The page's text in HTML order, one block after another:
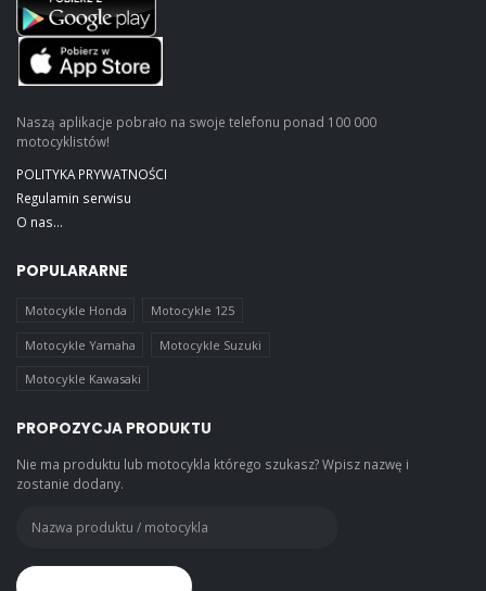
Naszą aplikacje pobrało na swoje telefonu ponad 100 000
motocyklistów!
POLITYKA PRYWATNOŚCI
Regulamin serwisu
O nas...
POPULARARNE
Motocykle Honda Motocykle 125
Motocykle Yamaha Motocykle Suzuki
Motocykle Kawasaki
PROPOZYCJA PRODUKTU
Nie ma produktu lub motocykla którego szukasz? Wpisz nazwę i
zostanie dodany.